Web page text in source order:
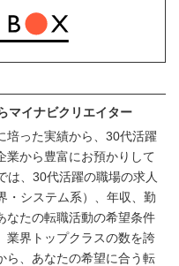
マイナビクリエイター
培った実績から、30代活躍
業から豊富にお預かりして
は、30代活躍の職場の求人
・システム系）、年収、勤
なたの転職活動の希望条件
業界トップクラスの数を誇
ら、あなたの希望に合う転